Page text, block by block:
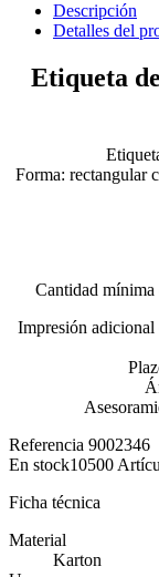
Descripción
Detalles del
Etiqueta
Forma: rectangular
Cantidad mínima
Impresión
Referencia 9002346
En stock10500
Ficha técnica
Material
Karton